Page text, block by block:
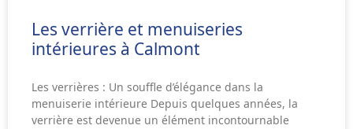
Les verrière et menuiseries
intérieures à Calmont
Les verrières : Un souffle d’élégance dans la
menuiserie intérieure Depuis quelques années, la
verrière est devenue un élément incontournable